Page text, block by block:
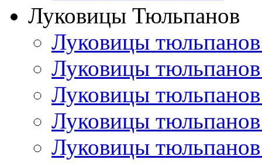
Луковицы Тюльпанов
Луковицы
Луковицы
Луковицы
Луковицы
Луковицы